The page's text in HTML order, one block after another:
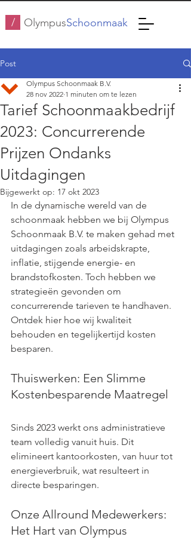
/ OlympusSchoonmaak
Post
Tarief Schoonmaakbedrijf
2023: Concurrerende
Prijzen Ondanks
Uitdagingen
Olympus Schoonmaak B.V.
28 nov 2022 1 minuten om te lezen
Bijgewerkt op: 17 okt 2023
In de dynamische wereld van de
schoonmaak hebben we bij Olympus
Schoonmaak B.V. te maken gehad met
uitdagingen zoals arbeidskrapte,
inflatie, stijgende energie- en
brandstofkosten. Toch hebben we
strategieën gevonden om
concurrerende tarieven te handhaven.
Ontdek hier hoe wij kwaliteit
behouden en tegelijkertijd kosten
besparen.
Thuiswerken: Een Slimme
Kostenbesparende Maatregel
Sinds 2023 werkt ons administratieve
team volledig vanuit huis. Dit
elimineert kantoorkosten, van huur tot
energieverbruik, wat resulteert in
directe besparingen.
Onze Allround Medewerkers:
Het Hart van Olympus